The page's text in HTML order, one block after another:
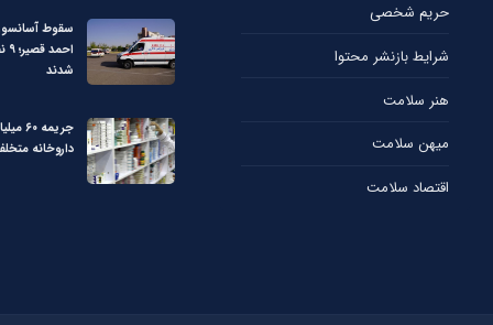
حریم شخصی
شرایط بازنشر محتوا
هنر سلامت
میهن سلامت
اقتصاد سلامت
سقوط
شدند
جریمه
داروخانه